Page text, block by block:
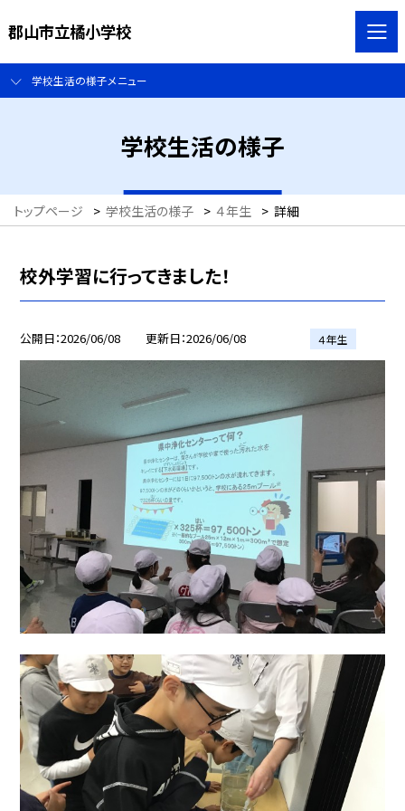
郡山市立橘小学校
学校生活の様子メニュー
学校生活の様子
トップページ > 学校生活の様子 > ４年生 > 詳細
校外学習に行ってきました！
公開日 2026/06/08 更新日 2026/06/08 ４年生